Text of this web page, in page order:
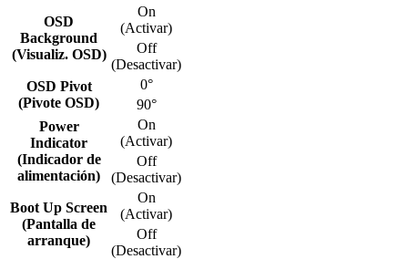
OSD
Background
(Visualiz. OSD)
On
(Activar)
Off
(Desactivar)
OSD Pivot
(Pivote OSD)
0°
90°
Power
Indicator
(Indicador de
alimentación)
On
(Activar)
Off
(Desactivar)
Boot Up Screen
(Pantalla de
arranque)
On
(Activar)
Off
(Desactivar)